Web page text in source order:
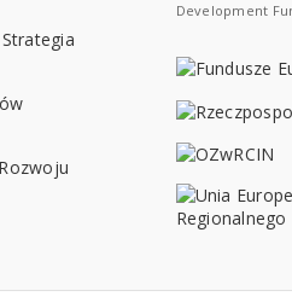
Development